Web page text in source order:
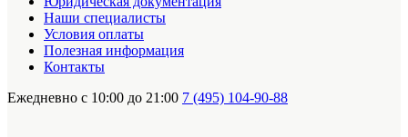
Наши специалисты
Условия оплаты
Полезная информация
Контакты
Ежедневно с 10:00 до 21:00 7 (495) 104-90-88